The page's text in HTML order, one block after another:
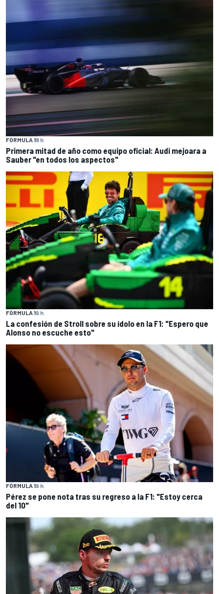
FÓRMULA 18 h
Primera mitad de año como equipo oficial: Audi mejoara a
Sauber "en todos los aspectos"
FÓRMULA 19 h
La confesión de Stroll sobre su ídolo en la F1: "Espero que
Alonso no escuche esto"
FÓRMULA 19 h
Pérez se pone nota tras su regreso a la F1: "Estoy cerca
del 10"